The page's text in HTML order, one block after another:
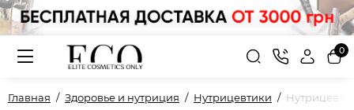
0
Главная Здоровье и нутриция Нутрицевтики